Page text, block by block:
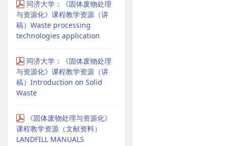
同济大学：《固体废物处理
与资源化》课程教学资源（讲
稿）Waste processing
technologies application
同济大学：《固体废物处理
与资源化》课程教学资源（讲
稿）Introduction on Solid
Waste
《固体废物处理与资源化》
课程教学资源（文献资料）
LANDFILL MANUALS